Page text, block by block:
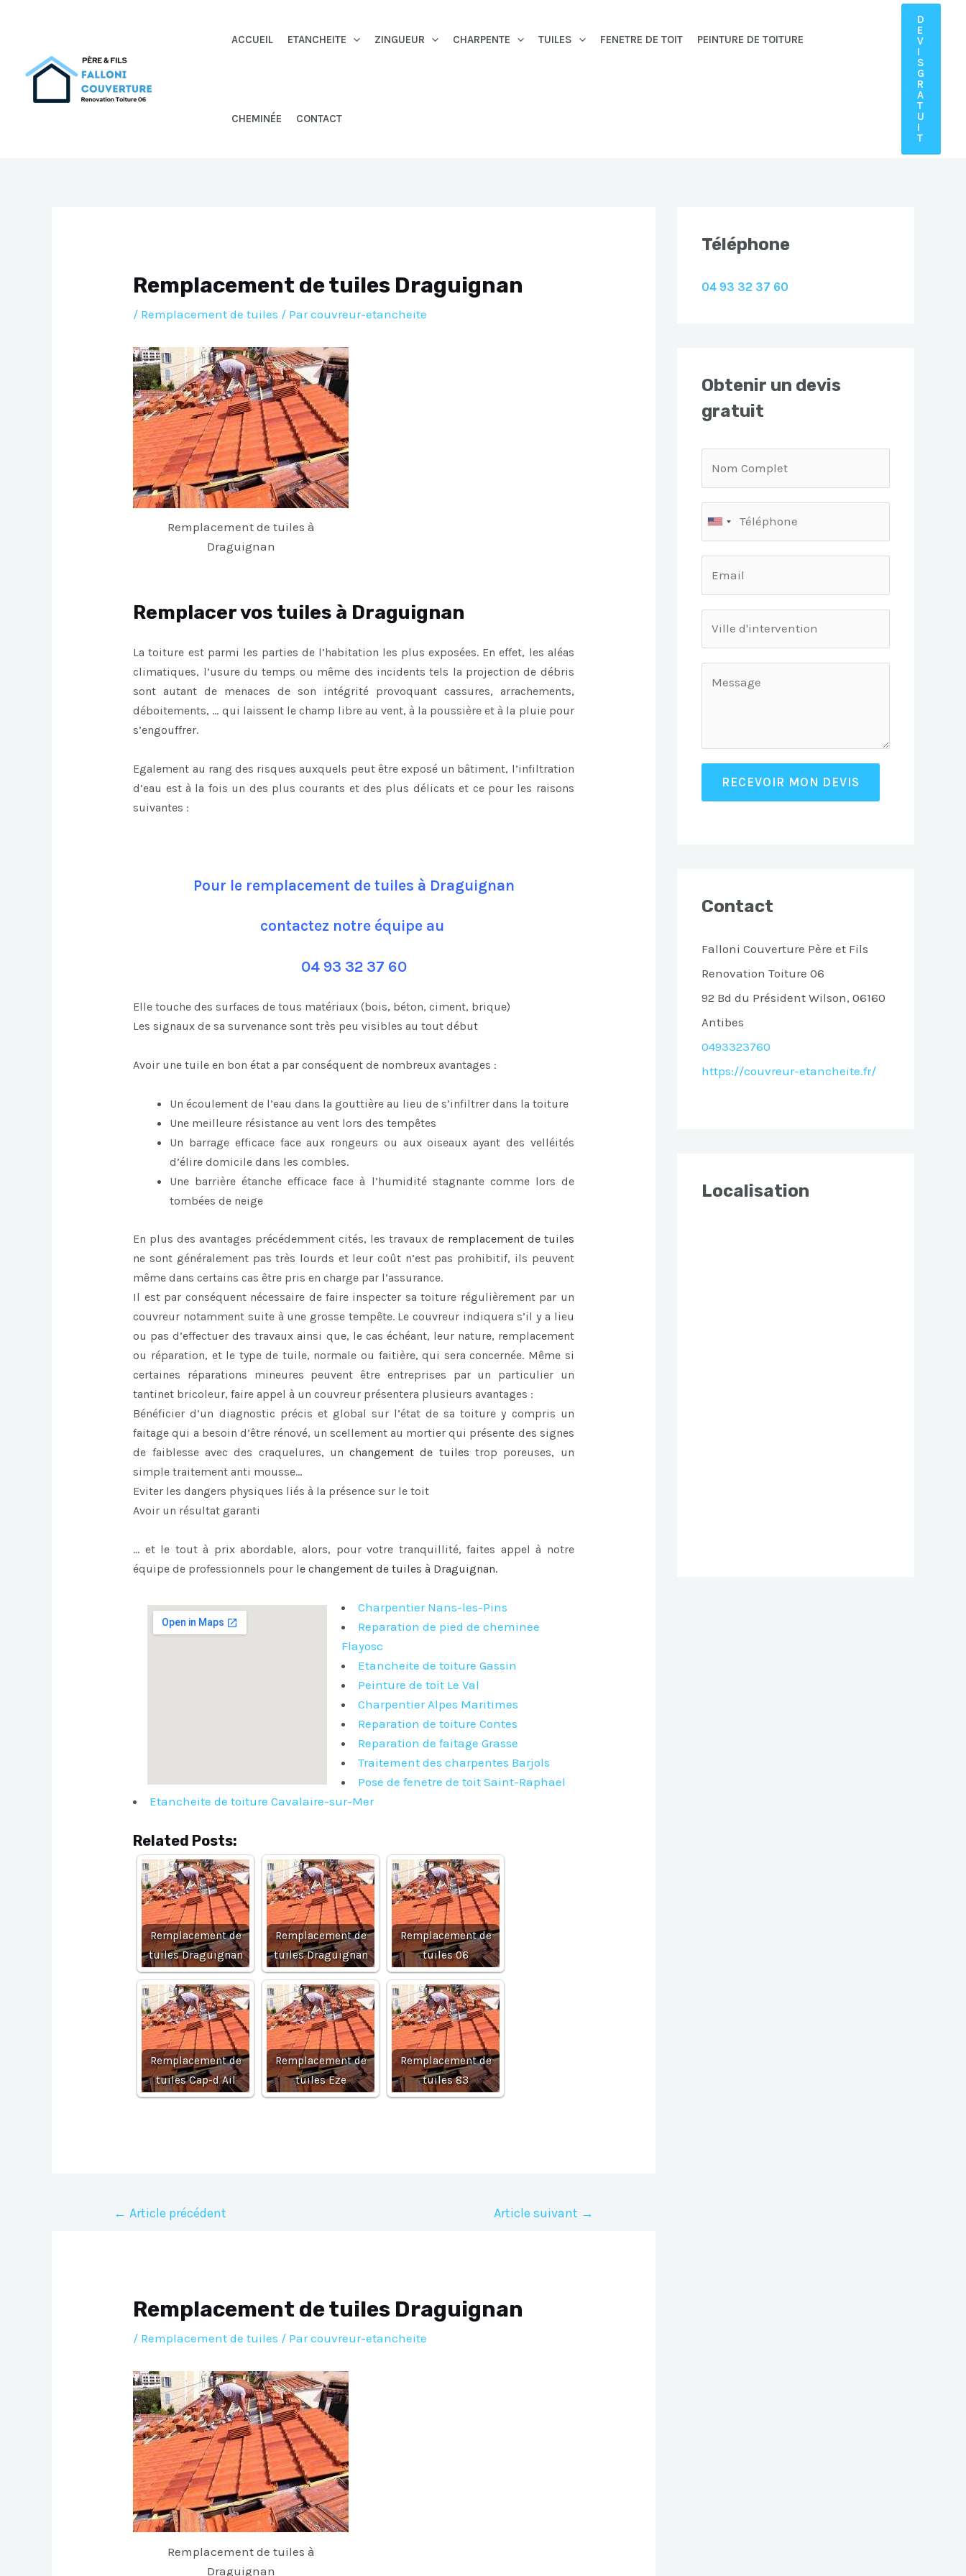
ACCUEIL ETANCHEITE ZINGUEUR CHARPENTE TUILES FENETRE DE TOIT PEINTURE DE TOITURE
CHEMINÉE CONTACT
D
E
V
I
S
G
R
A
T
U
I
T
Remplacement de tuiles Draguignan
/ Remplacement de tuiles / Parcouvreur-etancheite
Remplacement de tuiles à
Draguignan
Remplacer vos tuiles à Draguignan
La toiture est parmi les parties de l’habitation les plus exposées. En effet, les aléas
climatiques, l’usure du temps ou même des incidents tels la projection de débris
sont autant de menaces de son intégrité provoquant cassures, arrachements,
déboitements, … qui laissent le champ libre au vent, à la poussière et à la pluie pour
s’engouffrer.
Egalement au rang des risques auxquels peut être exposé un bâtiment, l’infiltration
d’eau est à la fois un des plus courants et des plus délicats et ce pour les raisons
suivantes :
Pour le remplacement de tuiles à Draguignan
contactez notre équipe au
04 93 32 37 60
Elle touche des surfaces de tous matériaux (bois, béton, ciment, brique)
Les signaux de sa survenance sont très peu visibles au tout début
Avoir une tuile en bon état a par conséquent de nombreux avantages :
Un écoulement de l’eau dans la gouttière au lieu de s’infiltrer dans la toiture
Une meilleure résistance au vent lors des tempêtes
Un barrage efficace face aux rongeurs ou aux oiseaux ayant des velléités
d’élire domicile dans les combles.
Une barrière étanche efficace face à l’humidité stagnante comme lors de
tombées de neige
En plus des avantages précédemment cités, les travaux de remplacement de tuiles
ne sont généralement pas très lourds et leur coût n’est pas prohibitif, ils peuvent
même dans certains cas être pris en charge par l’assurance.
Il est par conséquent nécessaire de faire inspecter sa toiture régulièrement par un
couvreur notamment suite à une grosse tempête. Le couvreur indiquera s’il y a lieu
ou pas d’effectuer des travaux ainsi que, le cas échéant, leur nature, remplacement
ou réparation, et le type de tuile, normale ou faitière, qui sera concernée. Même si
certaines réparations mineures peuvent être entreprises par un particulier un
tantinet bricoleur, faire appel à un couvreur présentera plusieurs avantages :
Bénéficier d’un diagnostic précis et global sur l’état de sa toiture y compris un
faitage qui a besoin d’être rénové, un scellement au mortier qui présente des signes
de faiblesse avec des craquelures, un changement de tuiles trop poreuses, un
simple traitement anti mousse…
Eviter les dangers physiques liés à la présence sur le toit
Avoir un résultat garanti
… et le tout à prix abordable, alors, pour votre tranquillité, faites appel à notre
équipe de professionnels pour lechangement de tuiles à Draguignan.
Charpentier Nans-les-Pins
Reparation de pied de cheminee
Flayosc
Etancheite de toiture Gassin
Peinture de toit Le Val
Charpentier Alpes Maritimes
Reparation de toiture Contes
Reparation de faitage Grasse
Traitement des charpentes Barjols
Pose de fenetre de toit Saint-Raphael
Etancheite de toiture Cavalaire-sur-Mer
Related Posts:
Remplacement de
tuiles Draguignan
Remplacement de
tuiles Draguignan
Remplacement de
tuiles 06
Remplacement de
tuiles Cap-d Ail
Remplacement de
tuiles Eze
Remplacement de
tuiles 83
Navigation
← Article précédent Article suivant →
Remplacement de tuiles Draguignan
/ Remplacement de tuiles / Parcouvreur-etancheite
Remplacement de tuiles à
Draguignan
Téléphone
04 93 32 37 60
Obtenir un devis
gratuit
RECEVOIR MON DEVIS
Contact
Falloni Couverture Père et Fils
Renovation Toiture 06
92 Bd du Président Wilson, 06160
Antibes
0493323760
https://couvreur-etancheite.fr/
Localisation